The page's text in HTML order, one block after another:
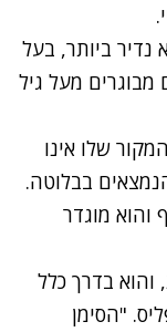
נדיר ביותר, בעל
מעל גיל
שלו אינו
בבלוטה.
והוא מוגדר
בדרך כלל
"הסימן